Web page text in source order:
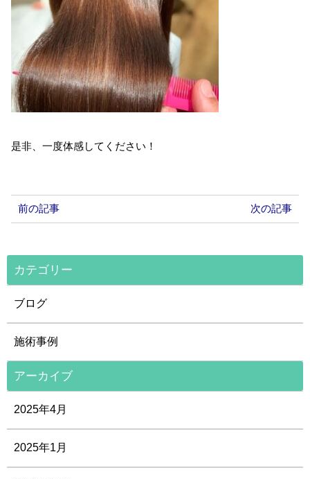
是非、一度体感してください！
前の記事 次の記事
カテゴリー
ブログ
施術事例
アーカイブ
2025年4月
2025年1月